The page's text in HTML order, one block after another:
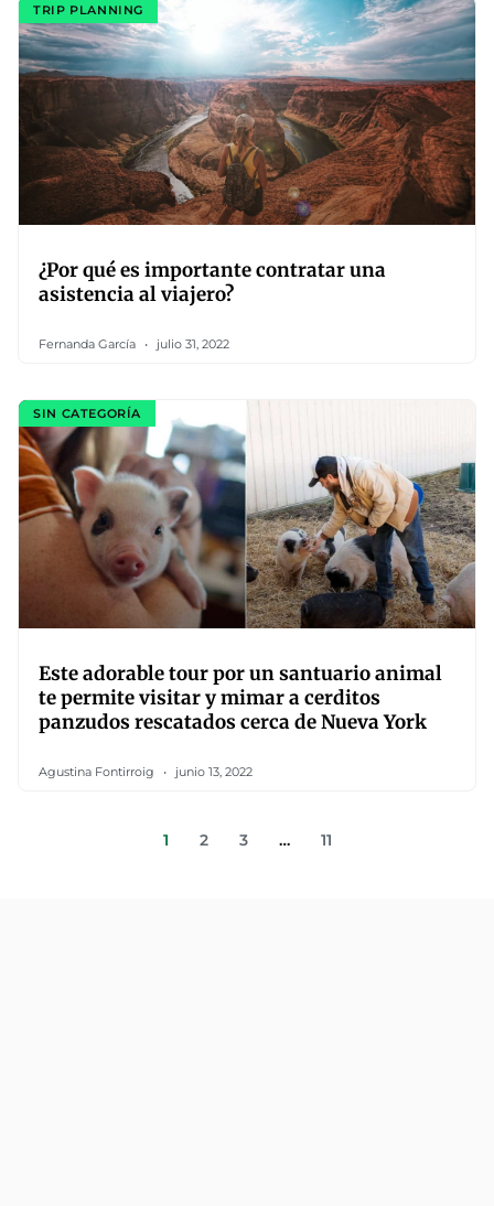
TRIP PLANNING
¿Por qué es importante contratar una
asistencia al viajero?
Fernanda García julio 31, 2022
SIN CATEGORÍA
Este adorable tour por un santuario animal
te permite visitar y mimar a cerditos
panzudos rescatados cerca de Nueva York
Agustina Fontirroig junio 13, 2022
1 2 3 … 11